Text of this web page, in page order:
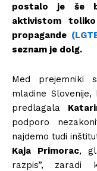
postalo je še
aktivistom
propagande
seznam je dolg.
Med prejemniki
mladine
predlagala
podporo
najdemo tudi
Kaja Primorac,
razpis”, zaradi